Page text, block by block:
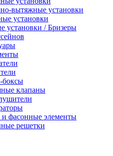
вытяжные установки
установки
установки / Бризеры
боксы
клапаны
и фасонные элементы
решетки